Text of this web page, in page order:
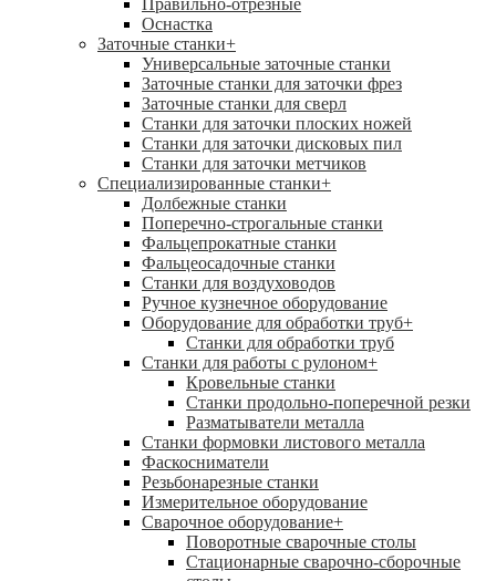
Правильно-отрезные
Оснастка
Заточные станки+
Универсальные заточные станки
Заточные станки для заточки фрез
Заточные станки для сверл
Станки для заточки плоских ножей
Станки для заточки дисковых пил
Станки для заточки метчиков
Специализированные станки+
Долбежные станки
Поперечно-строгальные станки
Фальцепрокатные станки
Фальцеосадочные станки
Станки для воздуховодов
Ручное кузнечное оборудование
Оборудование для обработки труб+
Станки для обработки труб
Станки для работы с рулоном+
Кровельные станки
Станки продольно-поперечной резки
Разматыватели металла
Станки формовки листового металла
Фаскосниматели
Резьбонарезные станки
Измерительное оборудование
Сварочное оборудование+
Поворотные сварочные столы
Стационарные сварочно-сборочные